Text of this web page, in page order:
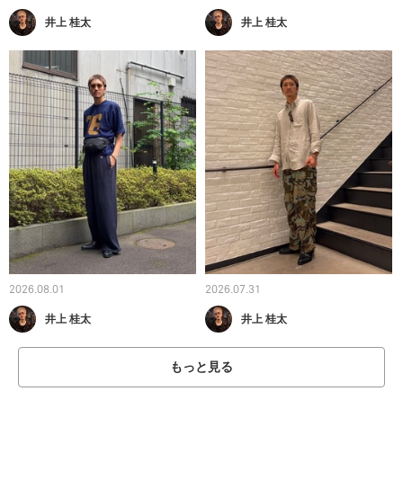
井上 桂太 井上 桂太
2026.08.01
井上 桂太
2026.07.31
井上 桂太
もっと見る